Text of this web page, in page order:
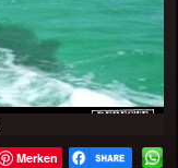
Merken